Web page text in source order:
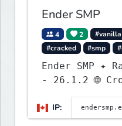
Ender SMP
4 2 #vanilla
#cracked
#smp
Ender SMP ✦
- 26.1.2 🌐 Crossplay
🛠 Custom Gear
IP: